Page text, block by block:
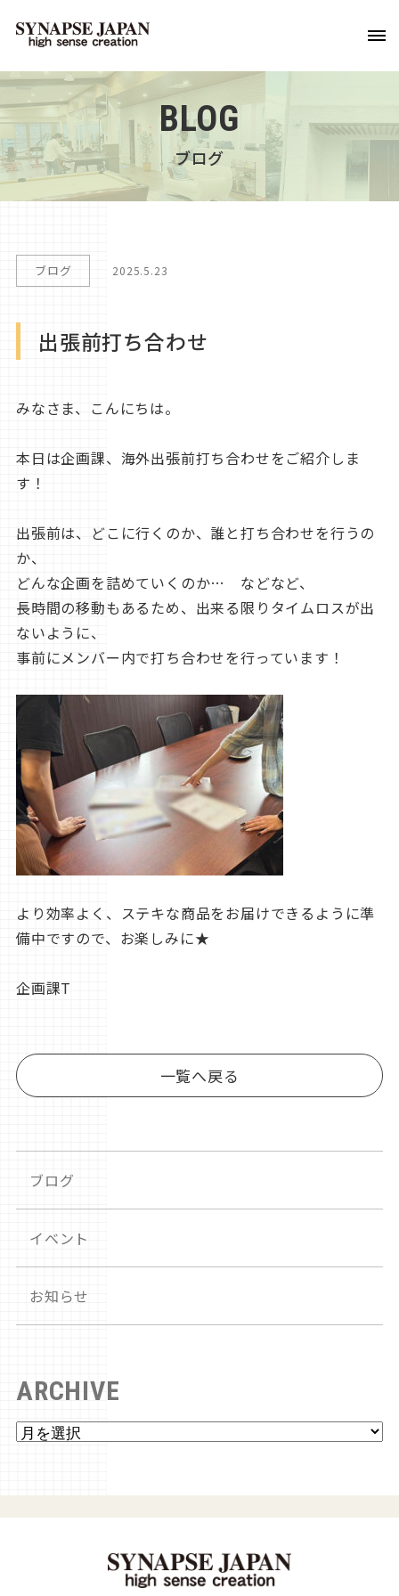
BLOG
ブログ
ブログ 2025.5.23
出張前打ち合わせ
みなさま、こんにちは。
本日は企画課、海外出張前打ち合わせをご紹介しま
す！
出張前は、どこに行くのか、誰と打ち合わせを行うの
か、
どんな企画を詰めていくのか… などなど、
長時間の移動もあるため、出来る限りタイムロスが出
ないように、
事前にメンバー内で打ち合わせを行っています！
より効率よく、ステキな商品をお届けできるように準
備中ですので、お楽しみに★
企画課T
一覧へ戻る
ブログ
イベント
お知らせ
ARCHIVE